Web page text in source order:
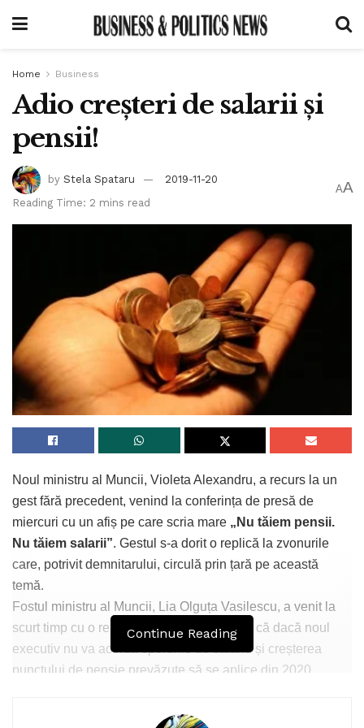
Home Business
Adio creșteri de salarii și
pensii!
by Stela Spataru
2019-11-20
Reading Time: 2 mins read
AA
Noul ministru al Muncii, Violeta Alexandru, a recurs la un
gest fără precedent, venind la conferința de presă de
miercuri cu un afiș pe care scria mare „Nu tăiem pensii.
Nu tăiem salarii”. Gestul s-a dorit o replică la zvonurile
care, potrivit demnitarului, circulă prin țară pe această
temă.
Fostul ministru al Muncii, Lia Olguța Vasilescu, a venit la
scurt timp cu o replică usturătoare arătând că dacă noul
executiv nu va acorda sporurile de salariu și creșterea
punctului de pensie prevăzute să se aplice din 2020
„Păi, dacă anulați drepturi câștigate prin lege, tot tăiere
Continue Reading